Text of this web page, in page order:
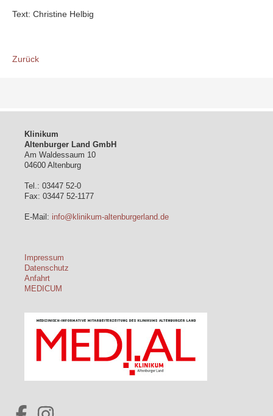
Text: Christine Helbig
Zurück
Klinikum
Altenburger Land GmbH
Am Waldessaum 10
04600 Altenburg
Tel.: 03447 52-0
Fax: 03447 52-1177
E-Mail: info@klinikum-altenburgerland.de
Impressum
Datenschutz
Anfahrt
MEDICUM